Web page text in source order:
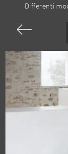
Differenti